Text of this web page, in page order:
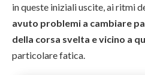
in queste iniziali uscite, ai ritmi
avuto problemi a cambiare
della corsa svelta e vicino a
particolare fatica.